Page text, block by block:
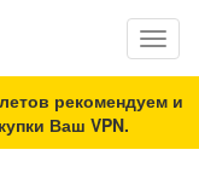
рекомендуем и
Ваш VPN.